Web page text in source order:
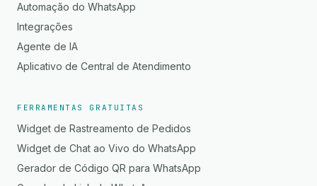
Automação do WhatsApp
Integrações
Agente de IA
Aplicativo de Central de Atendimento
FERRAMENTAS GRATUITAS
Widget de Rastreamento de Pedidos
Widget de Chat ao Vivo do WhatsApp
Gerador de Código QR para WhatsApp